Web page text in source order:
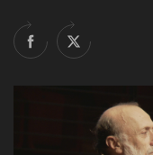
Chi siamo
Storia della Fondazione